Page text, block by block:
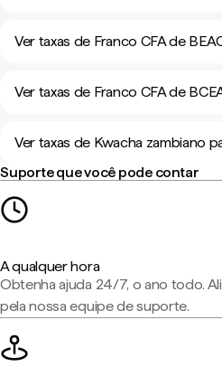
Ver taxas de Franco CFA de
Ver taxas de Franco CFA de
Ver taxas de Kwacha zambiano
Suporte que você pode contar
A qualquer hora
Obtenha ajuda 24/7, o ano todo.
pela nossa equipe de suporte.